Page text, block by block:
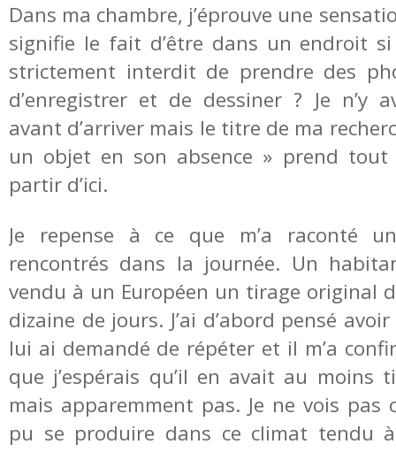
Dans ma chambre, j’éprouve une
signifie le fait d’être dans un endroit
strictement interdit de prendre des
d’enregistrer et de dessiner ? Je n’y
avant d’arriver mais le titre de ma
un objet en son absence » prend
partir d’ici.
Je repense à ce que m’a raconté
rencontrés dans la journée. Un
vendu à un Européen un tirage original
dizaine de jours. J’ai d’abord pensé
lui ai demandé de répéter et il m’a
que j’espérais qu’il en avait au moins
mais apparemment pas. Je ne vois pas
pu se produire dans ce climat tendu